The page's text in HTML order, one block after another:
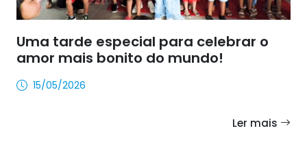
Uma tarde especial para celebrar o
amor mais bonito do mundo!
15/05/2026
Ler mais